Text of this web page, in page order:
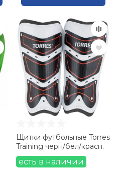
Щитки футбольные Torres
Training черн/бел/красн.
есть в наличии